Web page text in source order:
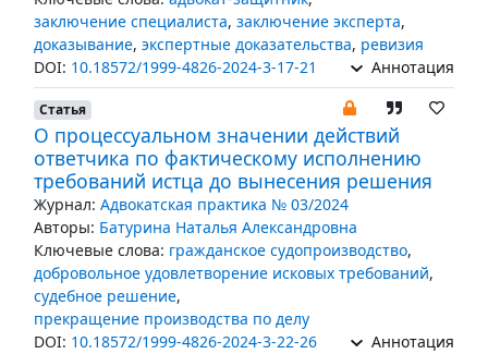
заключение специалиста, заключение эксперта,
доказывание, экспертные доказательства, ревизия
DOI: 10.18572/1999-4826-2024-3-17-21 Аннотация
Статья
О процессуальном значении действий
ответчика по фактическому исполнению
требований истца до вынесения решения
Журнал: Адвокатская практика № 03/2024
Авторы: Батурина Наталья Александровна
Ключевые слова: гражданское судопроизводство,
добровольное удовлетворение исковых требований,
судебное решение,
прекращение производства по делу
DOI: 10.18572/1999-4826-2024-3-22-26 Аннотация